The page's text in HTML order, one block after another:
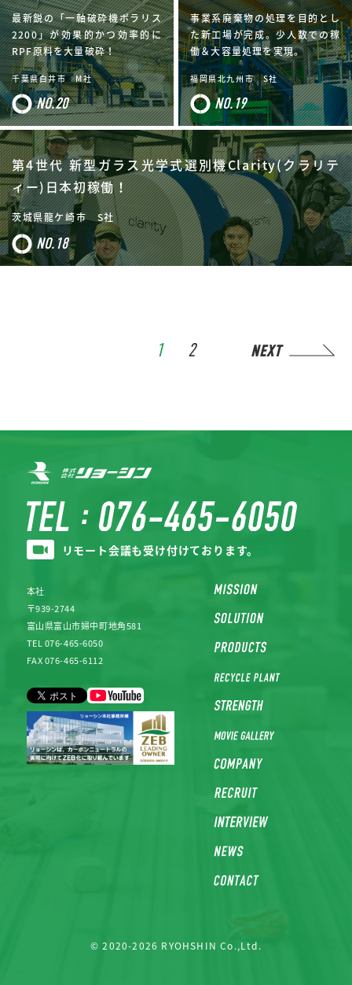
最新鋭の「一軸破砕機ポラリス
2200」が効果的かつ効率的に
RPF原料を大量破砕！
千葉県白井市 M社
NO.20
事業系廃棄物の処理を目的とし
た新工場が完成。少人数での稼
働＆大容量処理を実現。
福岡県北九州市 S社
NO.19
第4世代 新型ガラス光学式選別機Clarity(クラリテ
ィー)日本初稼働！
茨城県龍ケ崎市 S社
NO.18
1 2 NEXT
リモート会議も受け付けております。
本社
〒939-2744
富山県富山市婦中町地角581
TEL 076-465-6050
FAX 076-465-6112
© 2020-2026 RYOHSHIN Co.,Ltd.